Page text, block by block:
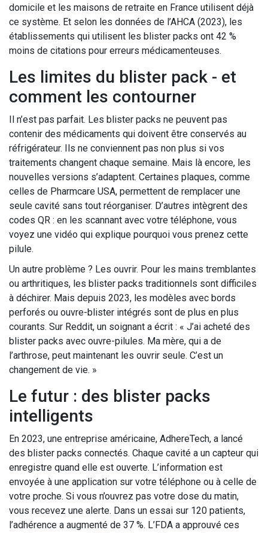
domicile et les maisons de retraite en France utilisent déjà
ce système. Et selon les données de l’AHCA (2023), les
établissements qui utilisent les blister packs ont 42 %
moins de citations pour erreurs médicamenteuses.
Les limites du blister pack - et
comment les contourner
Il n’est pas parfait. Les blister packs ne peuvent pas
contenir des médicaments qui doivent être conservés au
réfrigérateur. Ils ne conviennent pas non plus si vos
traitements changent chaque semaine. Mais là encore, les
nouvelles versions s’adaptent. Certaines plaques, comme
celles de Pharmcare USA, permettent de remplacer une
seule cavité sans tout réorganiser. D’autres intègrent des
codes QR : en les scannant avec votre téléphone, vous
voyez une vidéo qui explique pourquoi vous prenez cette
pilule.
Un autre problème ? Les ouvrir. Pour les mains tremblantes
ou arthritiques, les blister packs traditionnels sont difficiles
à déchirer. Mais depuis 2023, les modèles avec bords
perforés ou ouvre-blister intégrés sont de plus en plus
courants. Sur Reddit, un soignant a écrit : « J’ai acheté des
blister packs avec ouvre-pilules. Ma mère, qui a de
l’arthrose, peut maintenant les ouvrir seule. C’est un
changement de vie. »
Le futur : des blister packs
intelligents
En 2023, une entreprise américaine, AdhereTech, a lancé
des blister packs connectés. Chaque cavité a un capteur qui
enregistre quand elle est ouverte. L’information est
envoyée à une application sur votre téléphone ou à celle de
votre proche. Si vous n’ouvrez pas votre dose du matin,
vous recevez une alerte. Dans un essai sur 120 patients,
l’adhérence a augmenté de 37 %. L’FDA a approuvé ces